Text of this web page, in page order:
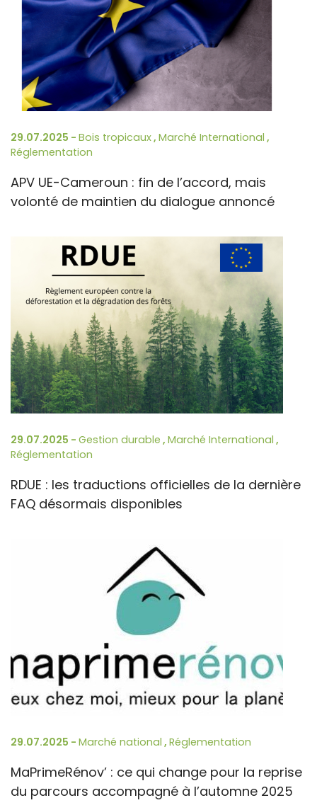
29.07.2025 - Bois tropicaux, Marché International ,
Réglementation
APV UE-Cameroun : fin de l’accord, mais
volonté de maintien du dialogue annoncé
29.07.2025 - Gestion durable , Marché International ,
Réglementation
RDUE : les traductions officielles de la dernière
FAQ désormais disponibles
29.07.2025 - Marché national , Réglementation
MaPrimeRénov’ : ce qui change pour la reprise
du parcours accompagné à l’automne 2025